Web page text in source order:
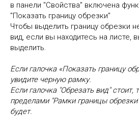
в панели "Свойства" включена
"Показать границу обрезки"
Чтобы выделить границу обрезки
вид, если вы находитесь на листе,
выделить.
Если галочка «Показать границу
увидите черную рамку.
Если галочка "Обрезать вид" стоит,
пределами "Рамки границы
будет.